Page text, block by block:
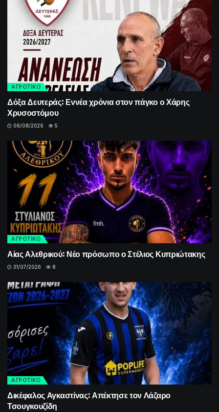
ΑΓΡΟΤΙΚΟ
Δόξα Δευτεράς: Εννέα χρόνια στον πάγκο ο Χάρης
Χρυσοστόμου
06/08/2026 5
ΑΓΡΟΤΙΚΟ
Αίας Αλεθρικού: Νέο πρόσωπο ο Στέλιος Κυπριώτακης
31/07/2026 8
ΑΓΡΟΤΙΚΟ
Δικέφαλος Αγκαστίνας: Απέκτησε τον Λάζαρο
Τσουγκουζίδη